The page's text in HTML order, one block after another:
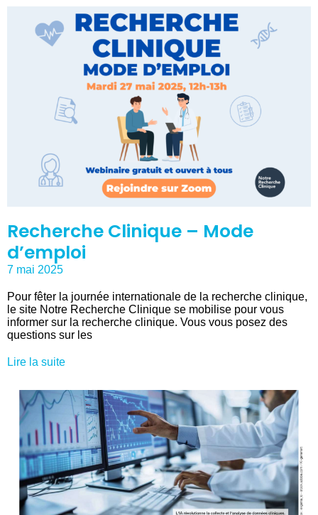
Recherche Clinique – Mode
d’emploi
7 mai 2025
Pour fêter la journée internationale de la recherche clinique,
le site Notre Recherche Clinique se mobilise pour vous
informer sur la recherche clinique. Vous vous posez des
questions sur les
Lire la suite